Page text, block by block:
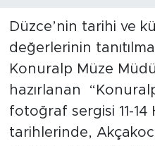
Düzce’nin tarihi ve
değerlerinin
Konuralp Müze
hazırlanan
fotoğraf sergisi 11-14
tarihlerinde,